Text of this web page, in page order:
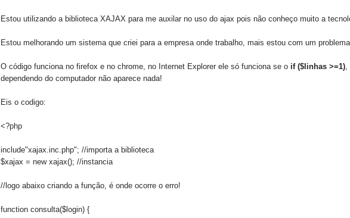
Estou utilizando a biblioteca XAJAX para me auxilar no uso do ajax pois não conheço muito a
Estou melhorando um sistema que criei para a empresa onde trabalho, mais estou com um
O código funciona no firefox e no chrome, no Internet Explorer ele só funciona se o if ($linhas >=1),
dependendo do computador não aparece nada!
Eis o codigo:
<?php
include"xajax.inc.php"; //importa a biblioteca
$xajax = new xajax(); //instancia
//logo abaixo criando a função, é onde ocorre o erro!
function consulta($login) {